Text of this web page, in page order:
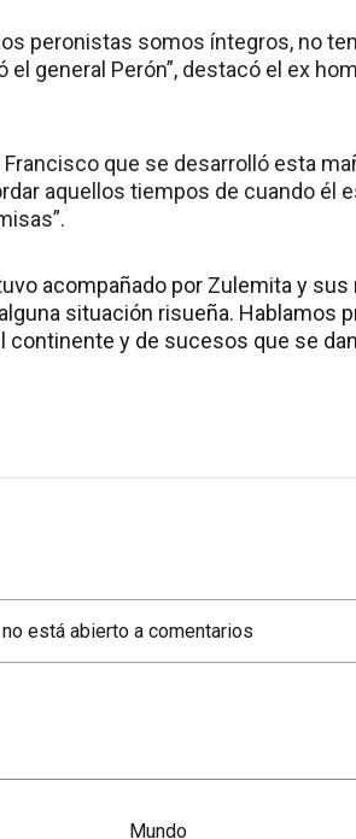
peronistas somos íntegros, no
general Perón”, destacó el ex
que se desarrolló esta
aquellos tiempos de cuando él
acompañado por Zulemita y sus
situación risueña. Hablamos
y de sucesos que se
está abierto a comentarios
Mundo